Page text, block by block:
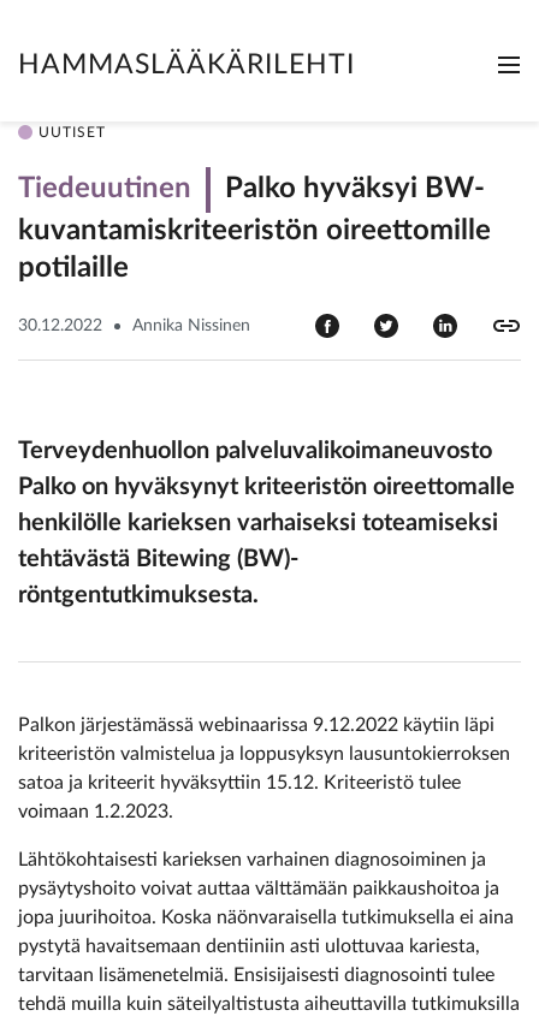
HAMMASLÄÄKÄRILEHTI
UUTISET
Tiedeuutinen
Palko hyväksyi BW-
kuvantamiskriteeristön oireettomille
potilaille
30.12.2022 Annika Nissinen
Terveydenhuollon palveluvalikoimaneuvosto
Palko on hyväksynyt kriteeristön oireettomalle
henkilölle karieksen varhaiseksi toteamiseksi
tehtävästä Bitewing (BW)-
röntgentutkimuksesta.
Palkon järjestämässä webinaarissa 9.12.2022 käytiin läpi
kriteeristön valmistelua ja loppusyksyn lausuntokierroksen
satoa ja kriteerit hyväksyttiin 15.12. Kriteeristö tulee
voimaan 1.2.2023.
Lähtökohtaisesti karieksen varhainen diagnosoiminen ja
pysäytyshoito voivat auttaa välttämään paikkaushoitoa ja
jopa juurihoitoa. Koska näönvaraisella tutkimuksella ei aina
pystytä havaitsemaan dentiiniin asti ulottuvaa kariesta,
tarvitaan lisämenetelmiä. Ensisijaisesti diagnosointi tulee
tehdä muilla kuin säteilyaltistusta aiheuttavilla tutkimuksilla